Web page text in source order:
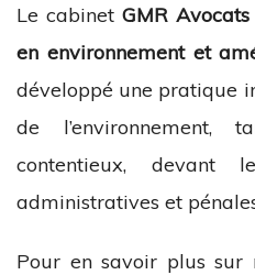
Le cabinet GMR Avocats
en environnement et
développé une pratique
de l’environnement,
contentieux, devant
administratives et
Pour en savoir plus sur